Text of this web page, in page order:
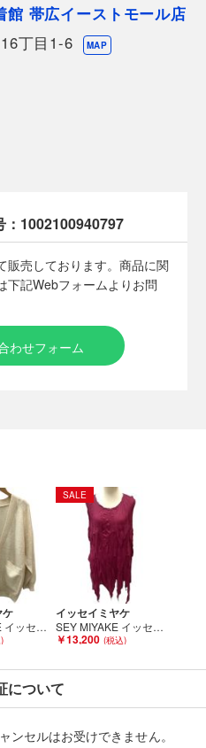
脚宅配便60サイズ
ムを導入し、店頭や他ネットシ
が、タイミングによりシステム
しまう場合がございます。
セルさせていただく場合がござ
。
おります。
実に表示出来るよう努めており
に若干の誤差が生じる場合があ
無い細かなキズ、汚れが見受け
る場合がございます。
だいた全てのお客様に評価を
ご購入をお控えください。
）を装った偽装サイトにご注意
の商品画像や文章を無断盗用し
ますが、
のでご注意ください。
館 帯広イーストモール店
丁目1-6 MAP
1002100940797
販売しております。商品に関
下記Webフォームよりお問
わせフォーム
ケ
SEY MIYAKE イッセイミヤケ レディース カーディガン SIZE M アイボリー Bランク
SALE
イッセイミヤケ
SEY MIYAKE イッセイミヤケ PLEATS PLEASE 変形デザイン ノースリーブカットソー SIZE 3 ワインレッド Bランク
￥13,200
について
ンセルはお受けできません。